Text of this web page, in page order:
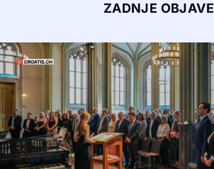
ZADNJE OBJAVE